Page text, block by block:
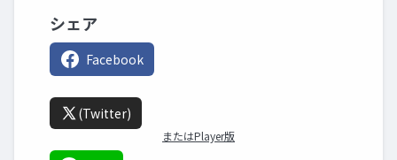
シェア
Facebook
(Twitter)
またはPlayer版